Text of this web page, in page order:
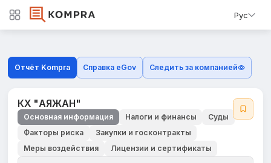
Рус
Отчёт Kompra Справка eGov Следить за компанией
КХ "АЯЖАН"
Основная информация Налоги и финансы
Суды
Факторы риска
Закупки и госконтракты
Меры воздействия
Лицензии и сертификаты